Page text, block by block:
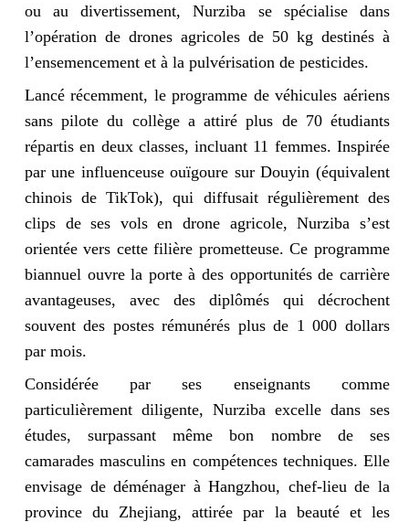
ou au divertissement, Nurziba se spécialise dans
l’opération de drones agricoles de 50 kg destinés à
l’ensemencement et à la pulvérisation de pesticides.
Lancé récemment, le programme de véhicules aériens
sans pilote du collège a attiré plus de 70 étudiants
répartis en deux classes, incluant 11 femmes. Inspirée
par une influenceuse ouïgoure sur Douyin (équivalent
chinois de TikTok), qui diffusait régulièrement des
clips de ses vols en drone agricole, Nurziba s’est
orientée vers cette filière prometteuse. Ce programme
biannuel ouvre la porte à des opportunités de carrière
avantageuses, avec des diplômés qui décrochent
souvent des postes rémunérés plus de 1 000 dollars
par mois.
Considérée par ses enseignants comme
particulièrement diligente, Nurziba excelle dans ses
études, surpassant même bon nombre de ses
camarades masculins en compétences techniques. Elle
envisage de déménager à Hangzhou, chef-lieu de la
province du Zhejiang, attirée par la beauté et les